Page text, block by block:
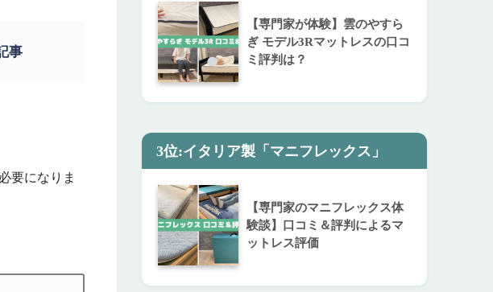
事
要になりま
【専門家が体験】雲のやすら
ぎ モデル3Rマットレスの口コ
ミ評判は？
3位:イタリア製「マニフレックス」
【専門家のマニフレックス体
験談】口コミ＆評判によるマ
ットレス評価